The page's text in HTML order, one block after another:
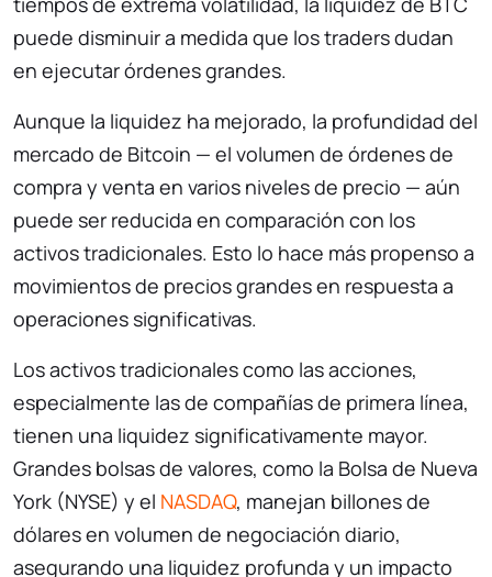
puede disminuir a medida que los traders dudan
en ejecutar órdenes grandes.
Aunque la liquidez ha mejorado, la profundidad del
mercado de Bitcoin — el volumen de órdenes de
compra y venta en varios niveles de precio — aún
puede ser reducida en comparación con los
activos tradicionales. Esto lo hace más propenso a
movimientos de precios grandes en respuesta a
operaciones significativas.
Los activos tradicionales como las acciones,
especialmente las de compañías de primera línea,
tienen una liquidez significativamente mayor.
Grandes bolsas de valores, como la Bolsa de Nueva
York (NYSE) y el NASDAQ, manejan billones de
dólares en volumen de negociación diario,
asegurando una liquidez profunda y un impacto